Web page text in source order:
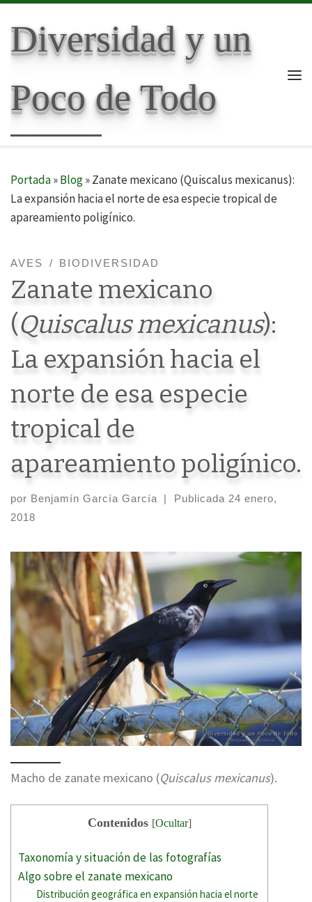
Diversidad y un
Poco de Todo
Portada»Blog»Zanate mexicano (Quiscalus mexicanus):
La expansión hacia el norte de esa especie tropical de
apareamiento poligínico.
AVES BIODIVERSIDAD
Zanate mexicano
(Quiscalus mexicanus):
La expansión hacia el
norte de esa especie
tropical de
apareamiento poligínico.
por Benjamín García García | Publicada 24 enero,
2018
Macho de zanate mexicano (Quiscalus mexicanus).
Contenidos [Ocultar]
Taxonomía y situación de las fotografías
Algo sobre el zanate mexicano
Distribución geográfica en expansión hacia el norte